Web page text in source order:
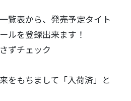
覧表から、発売予定タイト
ルを登録出来ます！
ずチェック
をもちまして「入荷済」と